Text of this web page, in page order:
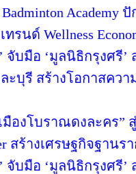
Badminton
รนด์ Wellness
จับมือ ‘มูลนิธิกรุงศรี’
ะบุรี สร้างโอกาสคว
องโบราณดงละคร”
สร้างเศรษฐกิจฐาน
จับมือ ‘มูลนิธิกรุงศรี’